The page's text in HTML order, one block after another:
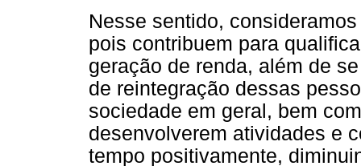
Nesse sentido,
pois contribuem para
geração de renda, além de
de reintegração dessas
sociedade em geral, bem
desenvolverem atividades e
tempo positivamente,